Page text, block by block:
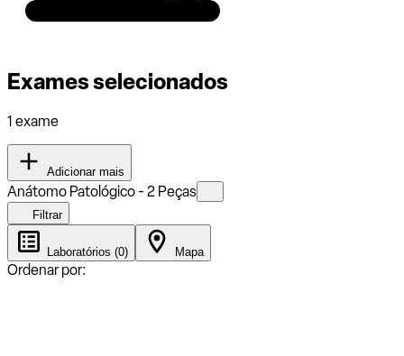
Exames selecionados
1 exame
Adicionar mais
Anátomo Patológico - 2 Peças
Filtrar
Laboratórios (0) Mapa
Ordenar por: